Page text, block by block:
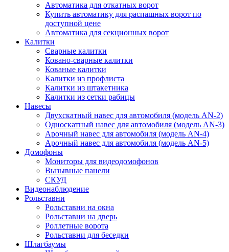
Автоматика для откатных ворот
Купить автоматику для распашных ворот по
доступной цене
Автоматика для секционных ворот
Калитки
Сварные калитки
Ковано-сварные калитки
Кованые калитки
Калитки из профлиста
Калитки из штакетника
Калитки из сетки рабицы
Навесы
Двухскатный навес для автомобиля (модель AN-2)
Односкатный навес для автомобиля (модель AN-3)
Арочный навес для автомобиля (модель AN-4)
Арочный навес для автомобиля (модель AN-5)
Домофоны
Мониторы для видеодомофонов
Вызывные панели
СКУД
Видеонаблюдение
Рольставни
Рольставни на окна
Рольставни на дверь
Роллетные ворота
Рольставни для беседки
Шлагбаумы